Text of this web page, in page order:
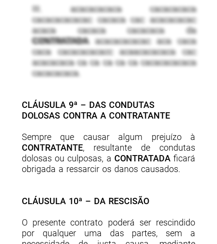
III. acacacacaca cacacacaca
cacacacacacac cacaca cac acacacacac
acaca cacaca cacacaca da
CONTRATADAacacacacacac aca caca
caca cacacacacacc acaacacacaca cac
acacacaca ca ca ca ca ca cacacacacaca
cacacacaca.
CLÁUSULA 9ª – DAS CONDUTAS
DOLOSAS CONTRA A CONTRATANTE
Sempre que causar algum prejuízo à
CONTRATANTE, resultante de condutas
dolosas ou culposas, a CONTRATADAficará
obrigada a ressarcir os danos causados.
CLÁUSULA 10ª – DA RESCISÃO
O presente contrato poderá ser rescindido
por qualquer uma das partes, sem a